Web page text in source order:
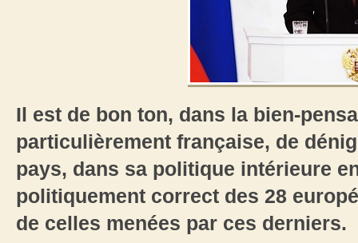
Il est de bon ton, dans la bien-
particulièrement française, de
pays, dans sa politique intérieure
politiquement correct des 28
de celles menées par ces derniers.